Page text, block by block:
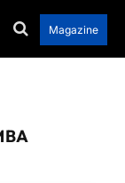
Magazine